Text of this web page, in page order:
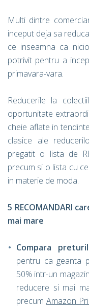
Multi dintre
inceput deja sa
ce inseamna ca
potrivit pentru a
primavara-vara.
Reducerile la
oportunitate
cheie aflate in
clasice ale
pregatit o lista de
precum si o lista cu
in materie de moda.
5 RECOMANDARI
mai mare
Compara
pentru ca geanta
50% intr-un
reducere si mai
precum Amazon